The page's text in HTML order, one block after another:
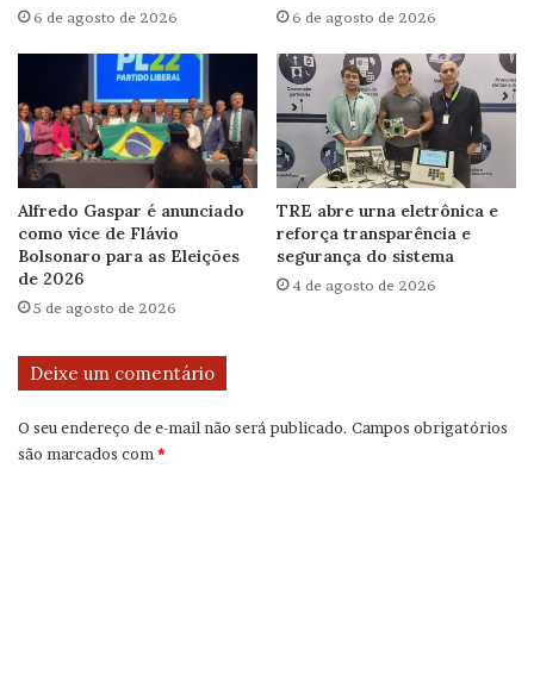
6 de agosto de 2026 6 de agosto de 2026
Alfredo Gaspar é anunciado
como vice de Flávio
Bolsonaro para as Eleições
de 2026
5 de agosto de 2026
TRE abre urna eletrônica e
reforça transparência e
segurança do sistema
4 de agosto de 2026
Deixe um comentário
O seu endereço de e-mail não será publicado. Campos obrigatórios
são marcados com*